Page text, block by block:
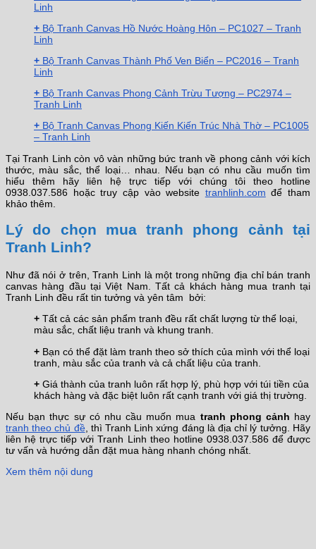
Linh
+ Bộ Tranh Canvas Hồ Nước Hoàng Hôn – PC1027 – Tranh
Linh
+ Bộ Tranh Canvas Thành Phố Ven Biển – PC2016 – Tranh
Linh
+ Bộ Tranh Canvas Phong Cảnh Trừu Tượng – PC2974 –
Tranh Linh
+ Bộ Tranh Canvas Phong Kiến Kiến Trúc Nhà Thờ – PC1005
– Tranh Linh
Tại Tranh Linh còn vô vàn những bức tranh về phong cảnh với kích
thước, màu sắc, thể loại… nhau. Nếu bạn có nhu cầu muốn tìm
hiểu thêm hãy liên hệ trực tiếp với chúng tôi theo hotline
0938.037.586 hoặc truy cập vào website tranhlinh.com để tham
khảo thêm.
Lý do chọn mua tranh phong cảnh tại
Tranh Linh?
Như đã nói ở trên, Tranh Linh là một trong những địa chỉ bán tranh
canvas hàng đầu tại Việt Nam. Tất cả khách hàng mua tranh tại
Tranh Linh đều rất tin tưởng và yên tâm bởi:
+ Tất cả các sản phẩm tranh đều rất chất lượng từ thể loại,
màu sắc, chất liệu tranh và khung tranh.
+ Bạn có thể đặt làm tranh theo sở thích của mình với thể loại
tranh, màu sắc của tranh và cả chất liệu của tranh.
+ Giá thành của tranh luôn rất hợp lý, phù hợp với túi tiền của
khách hàng và đặc biệt luôn rất cạnh tranh với giá thị trường.
Nếu bạn thực sự có nhu cầu muốn mua tranh phong cảnh hay
tranh theo chủ đề, thì Tranh Linh xứng đáng là địa chỉ lý tưởng. Hãy
liên hệ trực tiếp với Tranh Linh theo hotline 0938.037.586 để được
tư vấn và hướng dẫn đặt mua hàng nhanh chóng nhất.
Xem thêm nội dung